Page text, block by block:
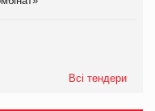
Всі тендери